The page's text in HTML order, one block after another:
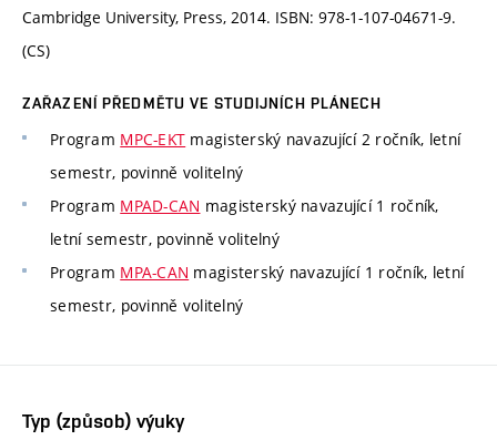
Cambridge University, Press, 2014. ISBN: 978-1-107-04671-9.
(CS)
ZAŘAZENÍ PŘEDMĚTU VE STUDIJNÍCH PLÁNECH
Program MPC-EKT magisterský navazující 2 ročník, letní
semestr, povinně volitelný
Program MPAD-CAN magisterský navazující 1 ročník,
letní semestr, povinně volitelný
Program MPA-CAN magisterský navazující 1 ročník, letní
semestr, povinně volitelný
Typ (způsob) výuky